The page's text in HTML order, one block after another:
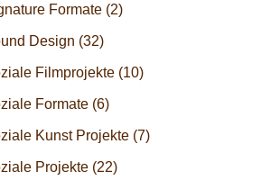
Formate (2)
Design (32)
Filmprojekte (10)
Formate (6)
Kunst Projekte (7)
Projekte (22)